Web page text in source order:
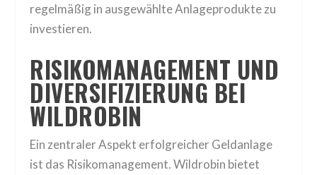
regelmäßig in ausgewählte Anlageprodukte zu
investieren.
RISIKOMANAGEMENT UND
DIVERSIFIZIERUNG BEI
WILDROBIN
Ein zentraler Aspekt erfolgreicher Geldanlage
ist das Risikomanagement. Wildrobin bietet